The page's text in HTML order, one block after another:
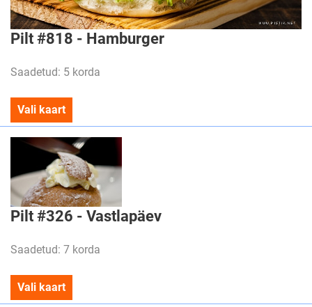
Pilt #818 - Hamburger
Saadetud: 5 korda
Vali kaart
Pilt #326 - Vastlapäev
Saadetud: 7 korda
Vali kaart